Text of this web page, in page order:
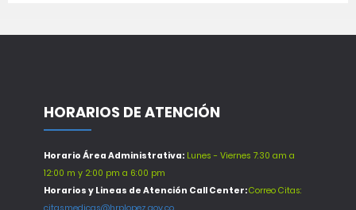
HORARIOS DE ATENCIÓN
Horario Área Administrativa: Lunes - Viernes 7:30 am a
12:00 m y 2:00 pm a 6:00 pm
Horarios y Lineas de Atención Call Center:Correo Citas: